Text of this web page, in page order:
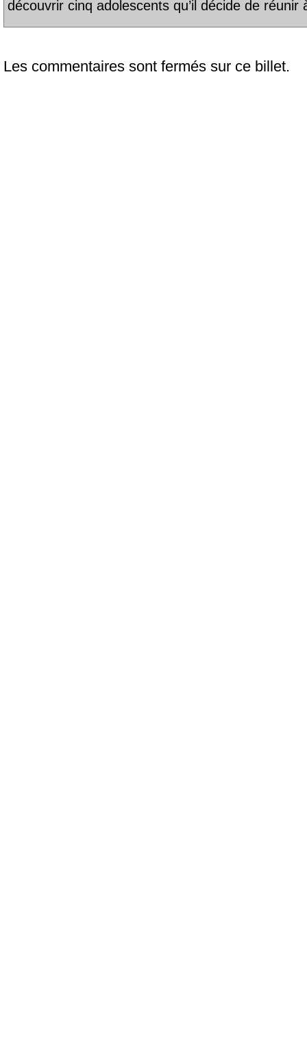
découvrir cinq adolescents qu’il décide de réunir
Les commentaires sont fermés sur ce billet.